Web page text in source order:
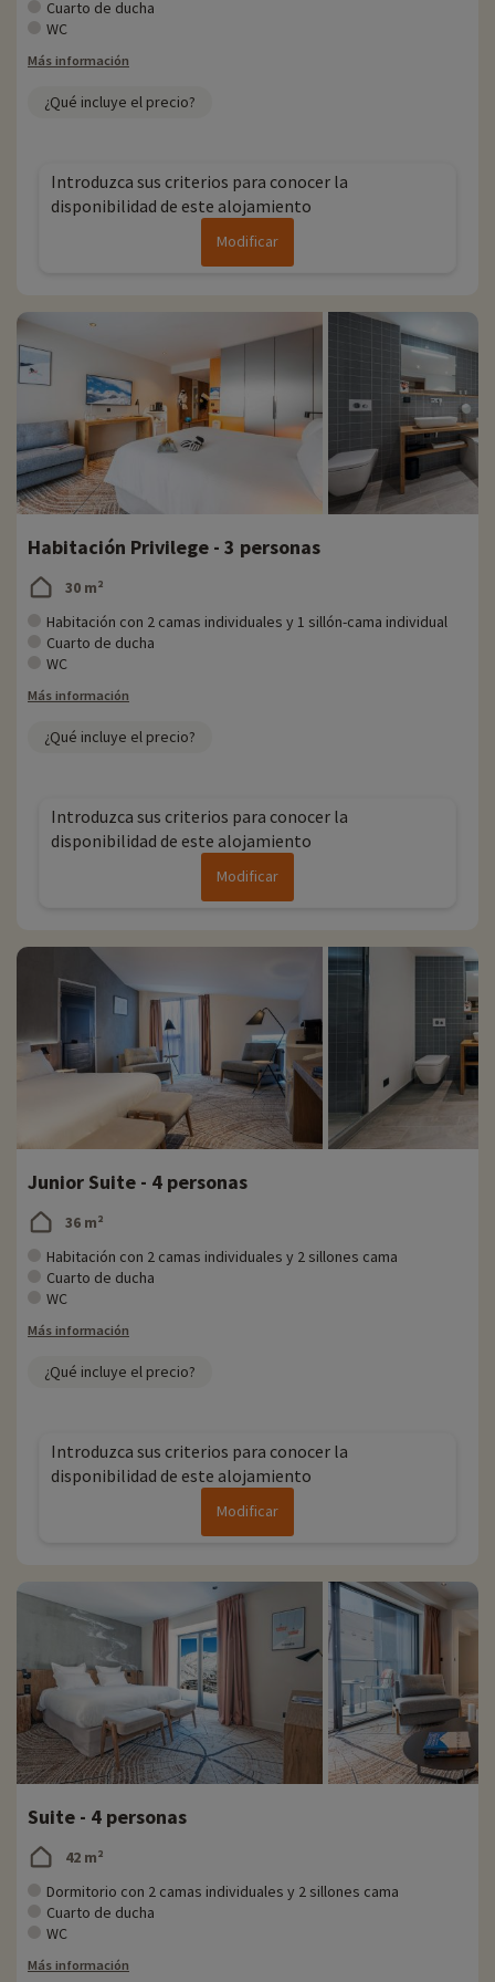
Cuarto de ducha
WC
Más información
¿Qué incluye el precio?
Introduzca sus criterios para conocer la
disponibilidad de este alojamiento
Modificar
Habitación Privilege - 3 personas
30 m²
Habitación con 2 camas individuales y 1 sillón-cama individual
Cuarto de ducha
WC
Más información
¿Qué incluye el precio?
Introduzca sus criterios para conocer la
disponibilidad de este alojamiento
Modificar
Junior Suite - 4 personas
36 m²
Habitación con 2 camas individuales y 2 sillones cama
Cuarto de ducha
WC
Más información
¿Qué incluye el precio?
Introduzca sus criterios para conocer la
disponibilidad de este alojamiento
Modificar
Suite - 4 personas
42 m²
Dormitorio con 2 camas individuales y 2 sillones cama
Cuarto de ducha
WC
Más información